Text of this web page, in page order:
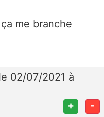
me branche
02/07/2021 à
+ -